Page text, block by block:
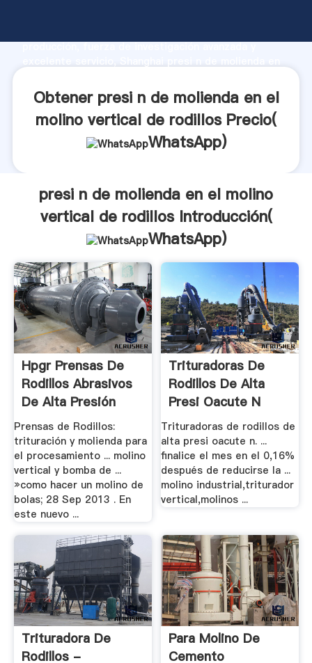
producción, fuerza de investigación avanzada y
y aporta valores a todos los clientes.
Obtener presi n de molienda en el
molino vertical de rodillos Precio(
WhatsApp)
presi n de molienda en el molino
vertical de rodillos Introducción(
WhatsApp)
Hpgr Prensas De
Rodillos Abrasivos
De Alta Presión
Prensas de Rodillos:
trituración y molienda para
el procesamiento ... molino
vertical y bomba de ...
»como hacer un molino de
bolas; 28 Sep 2013 . En
este nuevo ...
Trituradoras De
Rodillos De Alta
Presi Oacute N
Trituradoras de rodillos de
alta presi oacute n. ...
finalice el mes en el 0,16%
después de reducirse la ...
molino industrial,triturador
vertical,molinos ...
Trituradora De
Rodillos -
Para Molino De
Cemento